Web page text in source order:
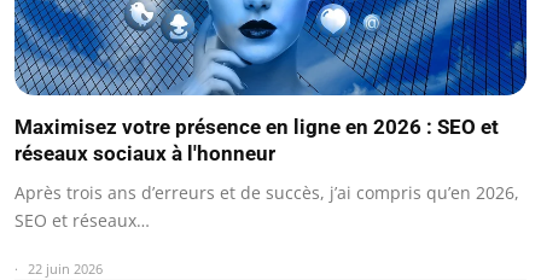
Maximisez votre présence en ligne en 2026 : SEO et
réseaux sociaux à l'honneur
Après trois ans d’erreurs et de succès, j’ai compris qu’en 2026,
SEO et réseaux…
22 juin 2026